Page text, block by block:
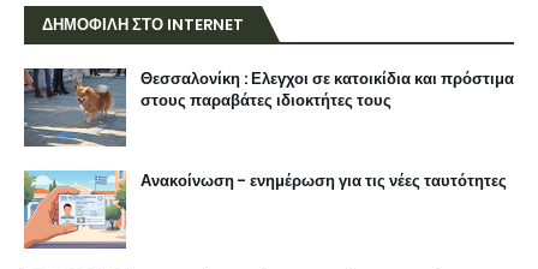
ΔΗΜΟΦΙΛΗ ΣΤΟ INTERNET
Θεσσαλονίκη : Ελεγχοι σε κατοικίδια και πρόστιμα
στους παραβάτες ιδιοκτήτες τους
Ανακοίνωση - ενημέρωση για τις νέες ταυτότητες